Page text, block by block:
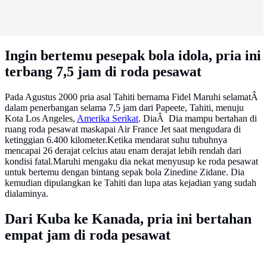
Ingin bertemu pesepak bola idola, pria ini
terbang 7,5 jam di roda pesawat
Pada Agustus 2000 pria asal Tahiti bernama Fidel Maruhi selamatÂ
dalam penerbangan selama 7,5 jam dari Papeete, Tahiti, menuju
Kota Los Angeles, Amerika Serikat. DiaÂ Dia mampu bertahan di
ruang roda pesawat maskapai Air France Jet saat mengudara di
ketinggian 6.400 kilometer.Ketika mendarat suhu tubuhnya
mencapai 26 derajat celcius atau enam derajat lebih rendah dari
kondisi fatal.Maruhi mengaku dia nekat menyusup ke roda pesawat
untuk bertemu dengan bintang sepak bola Zinedine Zidane. Dia
kemudian dipulangkan ke Tahiti dan lupa atas kejadian yang sudah
dialaminya.
Dari Kuba ke Kanada, pria ini bertahan
empat jam di roda pesawat